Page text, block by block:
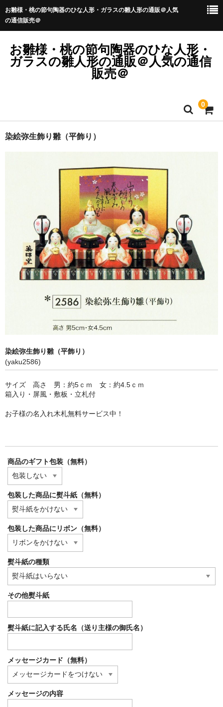
お雛様・桃の節句陶器のひな人形・ガラスの雛人形の通販＠人気
の通信販売＠
お雛様・桃の節句陶器のひな人形・
ガラスの雛人形の通販＠人気の通信
販売＠
0
ホーム
商品のリクエスト・お問い合わせは？
商品の価格につきまして
商品掲載ページの見方とご注文方法について
当店の所在地
熨斗紙につきまして
訪問販売法に基づく表記
陶器のすぎうら営業時間
染絵弥生飾り雛（平飾り）
染絵弥生飾り雛（平飾り）
(yaku2586)
サイズ 高さ 男：約5ｃｍ 女：約4.5ｃｍ
箱入り・屏風・敷板・立札付
お子様の名入れ木札無料サービス中！
商品のギフト包装（無料）
包装した商品に熨斗紙（無料）
包装した商品にリボン（無料）
熨斗紙の種類
その他熨斗紙
熨斗紙に記入する氏名（送り主様の御氏名）
メッセージカード（無料）
メッセージの内容